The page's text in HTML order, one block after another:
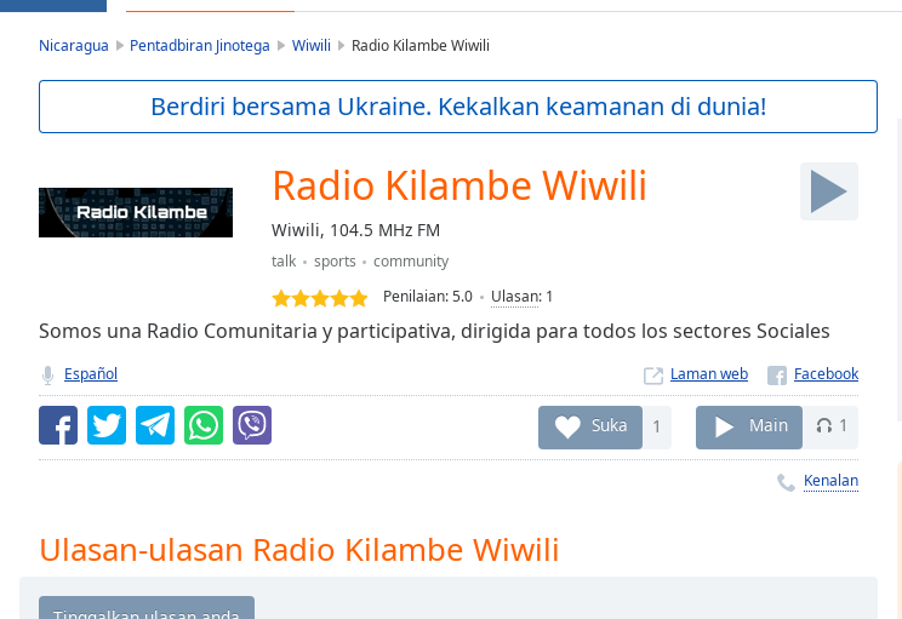
Skip
Current
Loaded:
0.00%
Seek to
currently
behind
LIVE
Remaining
Time-
Playback
Nicaragua Pentadbiran Jinotega Wiwili Radio Kilambe Wiwili
Berdiri bersama Ukraine. Kekalkan keamanan di dunia!
Radio Kilambe Wiwili
Wiwili, 104.5 MHz FM
talk sports
community
Penilaian:5.0 Ulasan: 1
Somos una Radio Comunitaria y participativa, dirigida para todos los sectores Sociales
Español Laman web
Suka 1 Main 1
Kenalan
Ulasan-ulasan Radio Kilambe Wiwili